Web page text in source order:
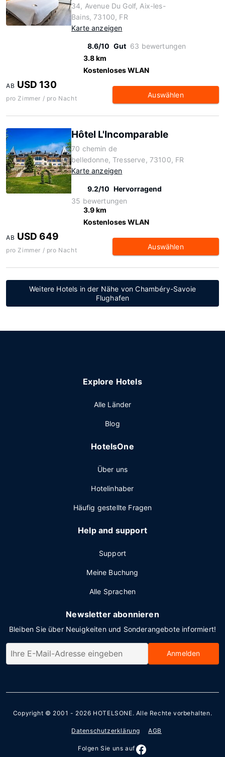
34, Avenue Du Golf, Aix-les-
Bains, 73100, FR
Karte anzeigen
8.6/10 Gut 63 bewertungen
3.8 km
Kostenloses WLAN
AB USD 130
pro Zimmer / pro Nacht Auswählen
Hôtel L'Incomparable
70 chemin de
belledonne, Tresserve, 73100, FR
Karte anzeigen
9.2/10 Hervorragend
35 bewertungen
3.9 km
Kostenloses WLAN
AB USD 649
pro Zimmer / pro Nacht Auswählen
Weitere Hotels in der Nähe von Chambéry-Savoie
Flughafen
Explore Hotels
Alle Länder
Blog
HotelsOne
Über uns
Hotelinhaber
Häufig gestellte Fragen
Help and support
Support
Meine Buchung
Alle Sprachen
Newsletter abonnieren
Bleiben Sie über Neuigkeiten und Sonderangebote informiert!
Anmelden
Copyright © 2001 - 2026 HOTELSONE. Alle Rechte vorbehalten.
Datenschutzerklärung AGB
Folgen Sie uns auf